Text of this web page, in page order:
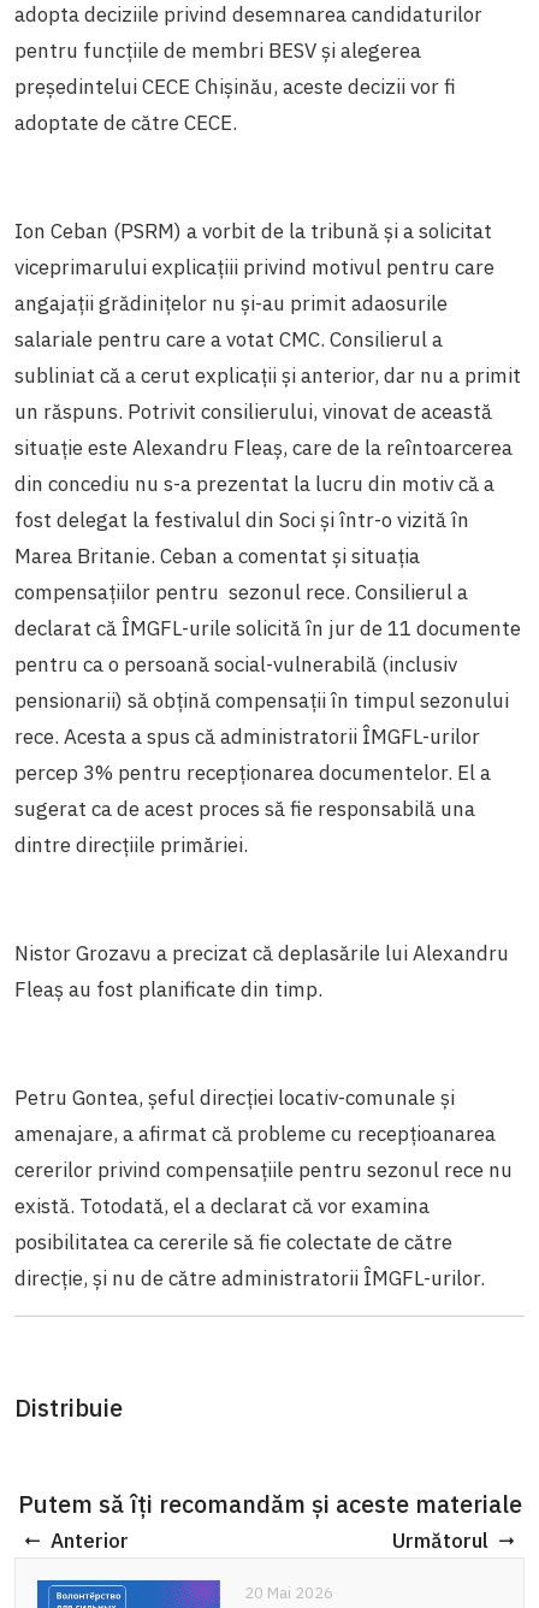
adopta deciziile privind desemnarea candidaturilor
pentru funcțiile de membri BESV și alegerea
președintelui CECE Chișinău, aceste decizii vor fi
adoptate de către CECE.
Ion Ceban (PSRM) a vorbit de la tribună și a solicitat
viceprimarului explicațiii privind motivul pentru care
angajații grădinițelor nu și-au primit adaosurile
salariale pentru care a votat CMC. Consilierul a
subliniat că a cerut explicații și anterior, dar nu a primit
un răspuns. Potrivit consilierului, vinovat de această
situație este Alexandru Fleaș, care de la reîntoarcerea
din concediu nu s-a prezentat la lucru din motiv că a
fost delegat la festivalul din Soci și într-o vizită în
Marea Britanie. Ceban a comentat și situația
compensațiilor pentru sezonul rece. Consilierul a
declarat că ÎMGFL-urile solicită în jur de 11 documente
pentru ca o persoană social-vulnerabilă (inclusiv
pensionarii) să obțină compensații în timpul sezonului
rece. Acesta a spus că administratorii ÎMGFL-urilor
percep 3% pentru recepționarea documentelor. El a
sugerat ca de acest proces să fie responsabilă una
dintre direcțiile primăriei.
Nistor Grozavu a precizat că deplasările lui Alexandru
Fleaș au fost planificate din timp.
Petru Gontea, șeful direcției locativ-comunale și
amenajare, a afirmat că probleme cu recepțioanarea
cererilor privind compensațiile pentru sezonul rece nu
există. Totodată, el a declarat că vor examina
posibilitatea ca cererile să fie colectate de către
direcție, și nu de către administratorii ÎMGFL-urilor.
Distribuie
Putem să îți recomandăm și aceste materiale
Anterior Următorul
20 Mai 2026